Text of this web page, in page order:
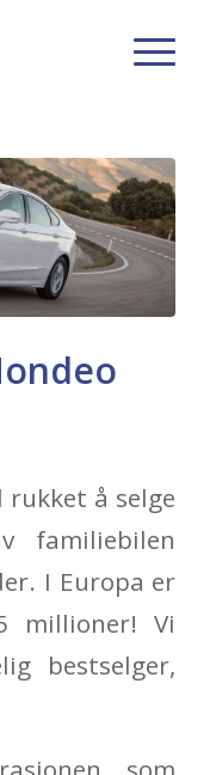
rukket å selge
familiebilen
I Europa er
millioner! Vi
bestselger,